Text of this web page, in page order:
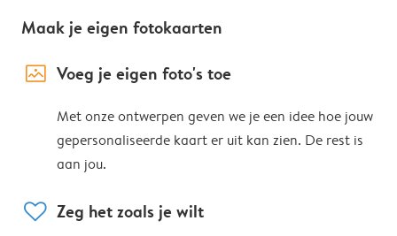
Maak je eigen fotokaarten
image_placeholder Voeg je eigen foto's toe
Met onze ontwerpen geven we je een idee hoe jouw
gepersonaliseerde kaart er uit kan zien. De rest is
aan jou.
heart Zeg het zoals je wilt